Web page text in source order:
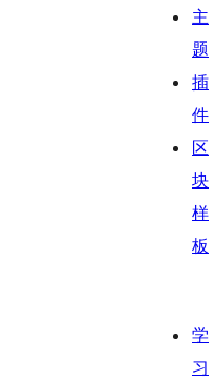
主
题
插
件
区
块
样
板
学
习